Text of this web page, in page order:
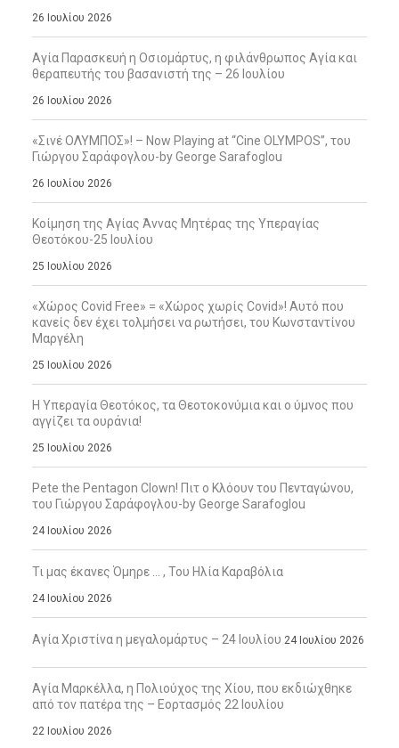
26 Ιουλίου 2026
Αγία Παρασκευή η Οσιομάρτυς, η φιλάνθρωπος Αγία και
θεραπευτής του βασανιστή της – 26 Ιουλίου
26 Ιουλίου 2026
«Σινέ ΟΛΥΜΠΟΣ»! – Now Playing at “Cine OLYMPOS”, του
Γιώργου Σαράφογλου-by George Sarafoglou
26 Ιουλίου 2026
Κοίμηση της Αγίας Άννας Μητέρας της Υπεραγίας
Θεοτόκου-25 Ιουλίου
25 Ιουλίου 2026
«Χώρος Covid Free» = «Χώρος χωρίς Covid»! Αυτό που
κανείς δεν έχει τολμήσει να ρωτήσει, του Κωνσταντίνου
Μαργέλη
25 Ιουλίου 2026
Η Υπεραγία Θεοτόκος, τα Θεοτοκονύμια και ο ύμνος που
αγγίζει τα ουράνια!
25 Ιουλίου 2026
Pete the Pentagon Clown! Πιτ ο Κλόουν του Πενταγώνου,
του Γιώργου Σαράφογλου-by George Sarafoglou
24 Ιουλίου 2026
Τι μας έκανες Όμηρε … , Του Ηλία Καραβόλια
24 Ιουλίου 2026
Αγία Χριστίνα η μεγαλομάρτυς – 24 Ιουλίου 24 Ιουλίου 2026
Αγία Μαρκέλλα, η Πολιούχος της Χίου, που εκδιώχθηκε
από τον πατέρα της – Εορτασμός 22 Ιουλίου
22 Ιουλίου 2026